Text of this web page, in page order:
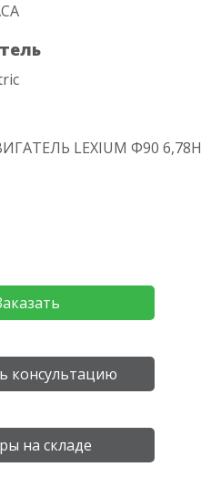
LEXIUM Ф90
консультацию
на складе